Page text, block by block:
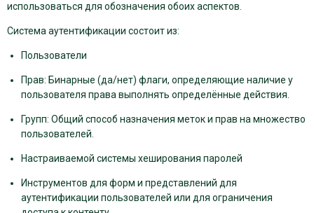
использоваться для обозначения обоих аспектов.
Система аутентификации состоит из:
Пользователи
Прав: Бинарные (да/нет) флаги, определяющие наличие у
пользователя права выполнять определённые действия.
Групп: Общий способ назначения меток и прав на множество
пользователей.
Настраиваемой системы хеширования паролей
Инструментов для форм и представлений для
аутентификации пользователей или для ограничения